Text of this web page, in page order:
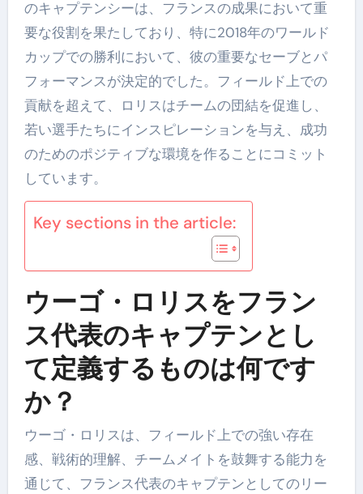
のキャプテンシーは、フランスの成果において重
要な役割を果たしており、特に2018年のワールド
カップでの勝利において、彼の重要なセーブとパ
フォーマンスが決定的でした。フィールド上での
貢献を超えて、ロリスはチームの団結を促進し、
若い選手たちにインスピレーションを与え、成功
のためのポジティブな環境を作ることにコミット
しています。
Key sections in the article:
ウーゴ・ロリスをフラン
ス代表のキャプテンとし
て定義するものは何です
か？
ウーゴ・ロリスは、フィールド上での強い存在
感、戦術的理解、チームメイトを鼓舞する能力を
通じて、フランス代表のキャプテンとしてのリー